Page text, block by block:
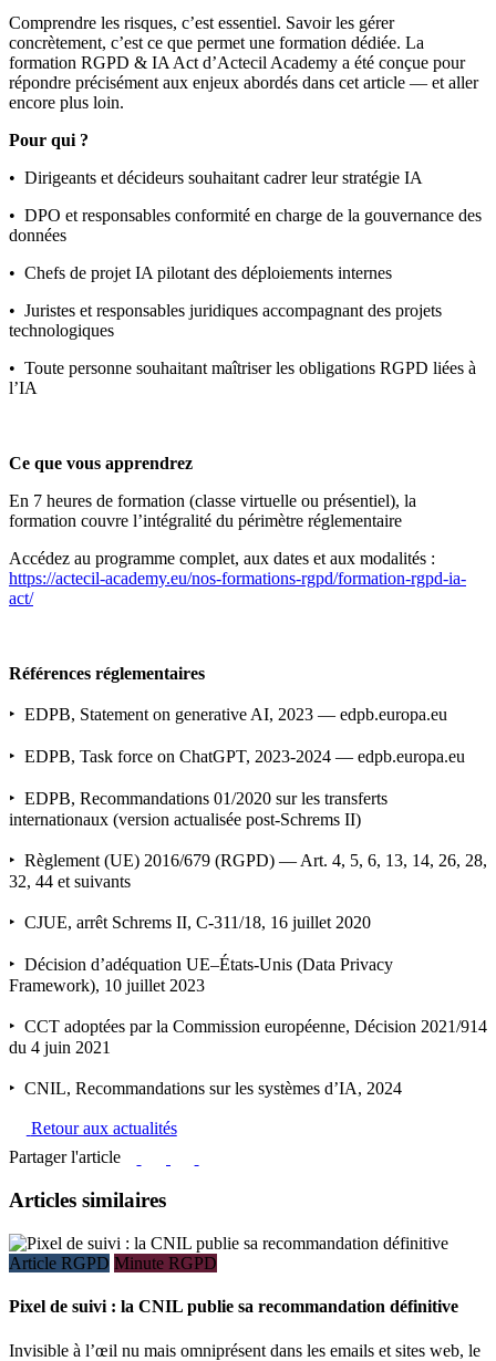
Comprendre les risques, c’est essentiel. Savoir les gérer
concrètement, c’est ce que permet une formation dédiée. La
formation RGPD & IA Act d’Actecil Academy a été conçue pour
répondre précisément aux enjeux abordés dans cet article — et aller
encore plus loin.
Pour qui ?
• Dirigeants et décideurs souhaitant cadrer leur stratégie IA
• DPO et responsables conformité en charge de la gouvernance des
données
• Chefs de projet IA pilotant des déploiements internes
• Juristes et responsables juridiques accompagnant des projets
technologiques
• Toute personne souhaitant maîtriser les obligations RGPD liées à
l’IA
Ce que vous apprendrez
En 7 heures de formation (classe virtuelle ou présentiel), la
formation couvre l’intégralité du périmètre réglementaire
Accédez au programme complet, aux dates et aux modalités :
https://actecil-academy.eu/nos-formations-rgpd/formation-rgpd-ia-
act/
Références réglementaires
‣ EDPB, Statement on generative AI, 2023 — edpb.europa.eu
‣ EDPB, Task force on ChatGPT, 2023-2024 — edpb.europa.eu
‣ EDPB, Recommandations 01/2020 sur les transferts
internationaux (version actualisée post-Schrems II)
‣ Règlement (UE) 2016/679 (RGPD) — Art. 4, 5, 6, 13, 14, 26, 28,
32, 44 et suivants
‣ CJUE, arrêt Schrems II, C-311/18, 16 juillet 2020
‣ Décision d’adéquation UE–États-Unis (Data Privacy
Framework), 10 juillet 2023
‣ CCT adoptées par la Commission européenne, Décision 2021/914
du 4 juin 2021
‣ CNIL, Recommandations sur les systèmes d’IA, 2024
Retour aux actualités
Partager l'article
Articles similaires
Article RGPD Minute RGPD
Pixel de suivi : la CNIL publie sa recommandation définitive
Invisible à l’œil nu mais omniprésent dans les emails et sites web, le